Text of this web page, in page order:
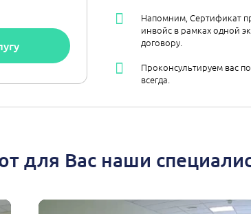
Напомним, Сертификат
инвойс в рамках одной
договору.
Проконсультируем вас
всегда.
для Вас наши